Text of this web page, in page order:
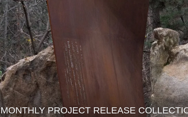
MONTHLY PROJECT RELEASE